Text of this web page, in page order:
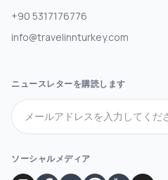
+90 5317176776
info@travelinnturkey.com
ニュースレターを購読します
ソーシャルメディア